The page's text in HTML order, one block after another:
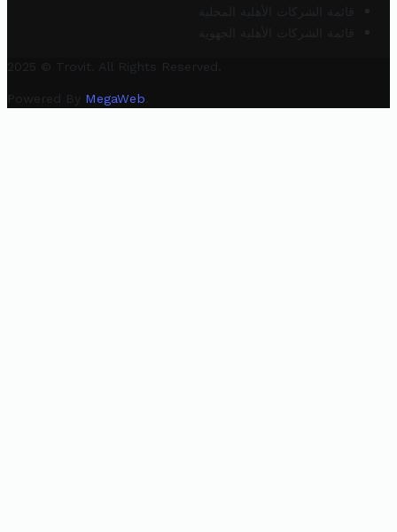
قائمة الشركات الأهلية المحلية
قائمة الشركات الأهلية الجهوية
2025 © Trovit. All Rights Reserved.
Powered By MegaWeb